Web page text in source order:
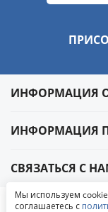
ИНФОРМАЦИЯ
ИНФОРМАЦИЯ
СВЯЗАТЬСЯ С
© 2004-2026
Написать в
Написать в MAX
Мы используем
соглашаетесь с